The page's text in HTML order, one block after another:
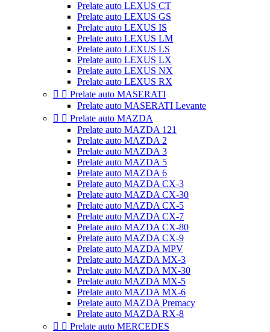
Prelate auto LEXUS CT
Prelate auto LEXUS GS
Prelate auto LEXUS IS
Prelate auto LEXUS LM
Prelate auto LEXUS LS
Prelate auto LEXUS LX
Prelate auto LEXUS NX
Prelate auto LEXUS RX
  Prelate auto MASERATI
Prelate auto MASERATI Levante
  Prelate auto MAZDA
Prelate auto MAZDA 121
Prelate auto MAZDA 2
Prelate auto MAZDA 3
Prelate auto MAZDA 5
Prelate auto MAZDA 6
Prelate auto MAZDA CX-3
Prelate auto MAZDA CX-30
Prelate auto MAZDA CX-5
Prelate auto MAZDA CX-7
Prelate auto MAZDA CX-80
Prelate auto MAZDA CX-9
Prelate auto MAZDA MPV
Prelate auto MAZDA MX-3
Prelate auto MAZDA MX-30
Prelate auto MAZDA MX-5
Prelate auto MAZDA MX-6
Prelate auto MAZDA Premacy
Prelate auto MAZDA RX-8
  Prelate auto MERCEDES